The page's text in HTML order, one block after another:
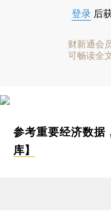
登录 后
财新通会
可畅读全
参考重要经济数据
库】